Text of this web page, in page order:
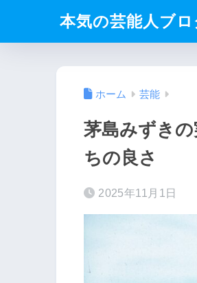
本気の芸能人ブ
ホーム 芸能
茅島みずき
ちの良さ
2025年11月1日